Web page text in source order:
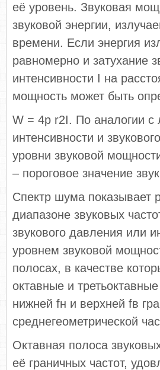
её уровень. Звуковая
звуковой энергии,
времени. Если энергия
равномерно и затухание
интенсивности I на
мощность может быть
W = 4p r2I. По аналогии
интенсивности и
уровни звуковой
– пороговое значение
Спектр шума показывает
диапазоне звуковых
звукового давления или
уровнем звуковой
полосах, в качестве
октавные и
нижней fн и верхней fв
среднегеометрической
Октавная полоса
её граничных частот,